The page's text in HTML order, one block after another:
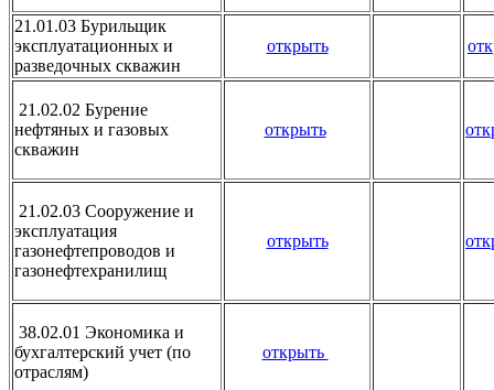
21.01.03 Бурильщик
эксплуатационных и
разведочных скважин
открыть
21.02.02 Бурение
нефтяных и газовых
скважин
открыть
21.02.03 Сооружение и
эксплуатация
газонефтепроводов и
газонефтехранилищ
открыть
38.02.01 Экономика и
бухгалтерский учет (по
отраслям)
открыть